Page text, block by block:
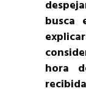
busca
hora